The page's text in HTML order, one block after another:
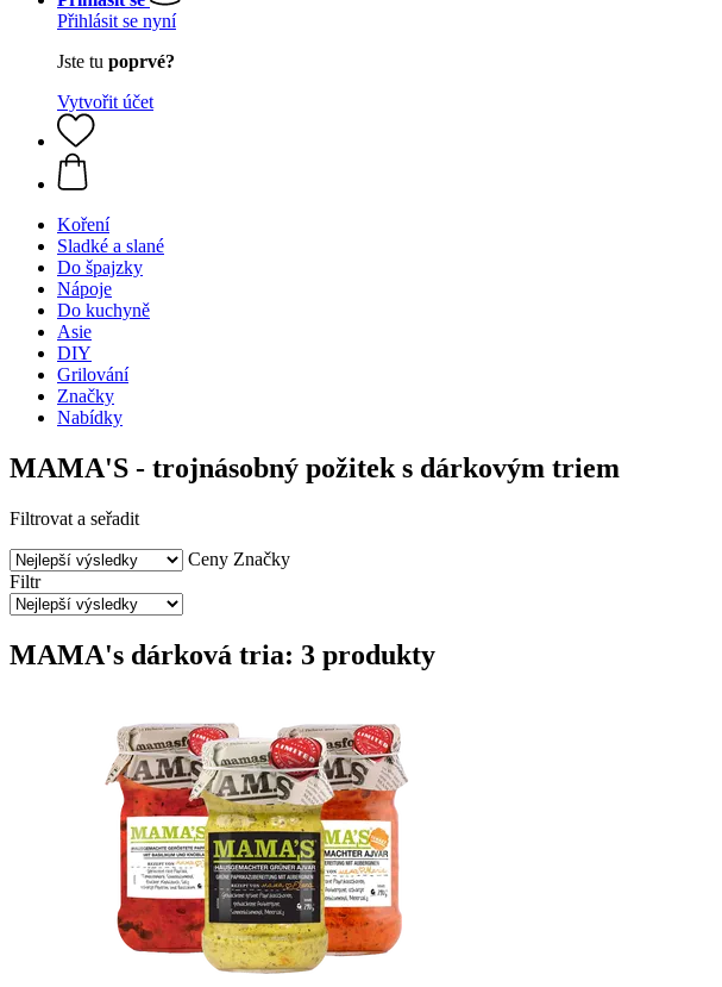
Přihlásit se nyní
Jste tu poprvé?
Vytvořit účet
Koření
Sladké a slané
Do špajzky
Nápoje
Do kuchyně
Asie
DIY
Grilování
Značky
Nabídky
MAMA'S - trojnásobný požitek s dárkovým triem
Filtrovat a seřadit
Ceny Značky
Filtr
MAMA's dárková tria: 3 produkty